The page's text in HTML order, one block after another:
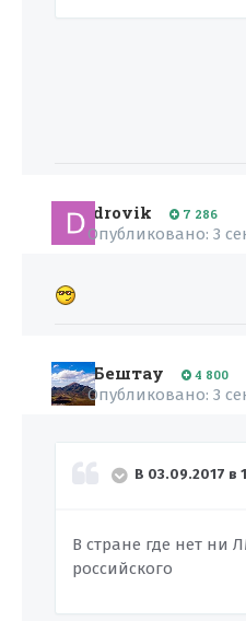
drovik 7 286
Опубликовано: 3
Бештау 4 800
Опубликовано: 3
В 03.09.2017 в
В стране где нет ни
российского